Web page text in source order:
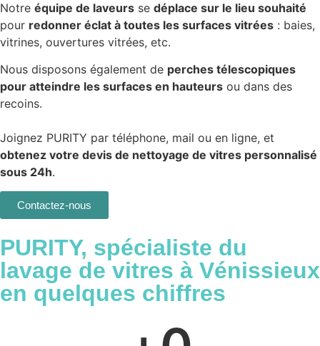
Notre équipe de laveurs se déplace sur le lieu souhaité
pour redonner éclat à toutes les surfaces vitrées : baies,
vitrines, ouvertures vitrées, etc.
Nous disposons également de perches télescopiques
pour atteindre les surfaces en hauteurs ou dans des
recoins.
Joignez PURITY par téléphone, mail ou en ligne, et
obtenez votre devis de nettoyage de vitres personnalisé
sous 24h.
Contactez-nous
PURITY, spécialiste du
lavage de vitres à Vénissieux
en quelques chiffres